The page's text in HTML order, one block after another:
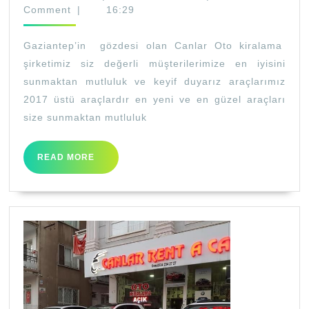
Oto
Comment
| 16:29
Gaziantep’in gözdesi olan Canlar Oto kiralama
şirketimiz siz değerli müşterilerimize en iyisini
sunmaktan mutluluk ve keyif duyarız araçlarımız
2017 üstü araçlardır en yeni ve en güzel araçları
size sunmaktan mutluluk
READ MORE
READ
MORE